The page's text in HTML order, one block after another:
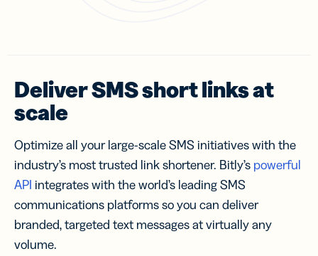
Deliver SMS short links at
scale
Optimize all your large-scale SMS initiatives with the
industry’s most trusted link shortener. Bitly’s powerful
API integrates with the world’s leading SMS
communications platforms so you can deliver
branded, targeted text messages at virtually any
volume.